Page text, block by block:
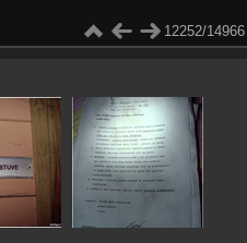
12252/14966